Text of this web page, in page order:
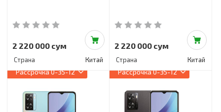
2 220 000 сум
Страна Китай
2 220 000 сум
Страна Китай
Рассрочка0-35-12 Рассрочка0-35-12